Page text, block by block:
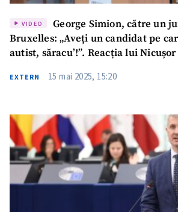
VIDEO
George Simion, către un
Bruxelles: „Aveți un candidat pe
autist, săracu’!”. Reacția lui
EXTERN 15 mai 2025, 15:20